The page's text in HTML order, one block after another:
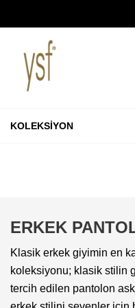
KOLEKSİYON
ERKEK
Klasik erkek giyimin en
koleksiyonu; klasik stilin
tercih edilen pantolon